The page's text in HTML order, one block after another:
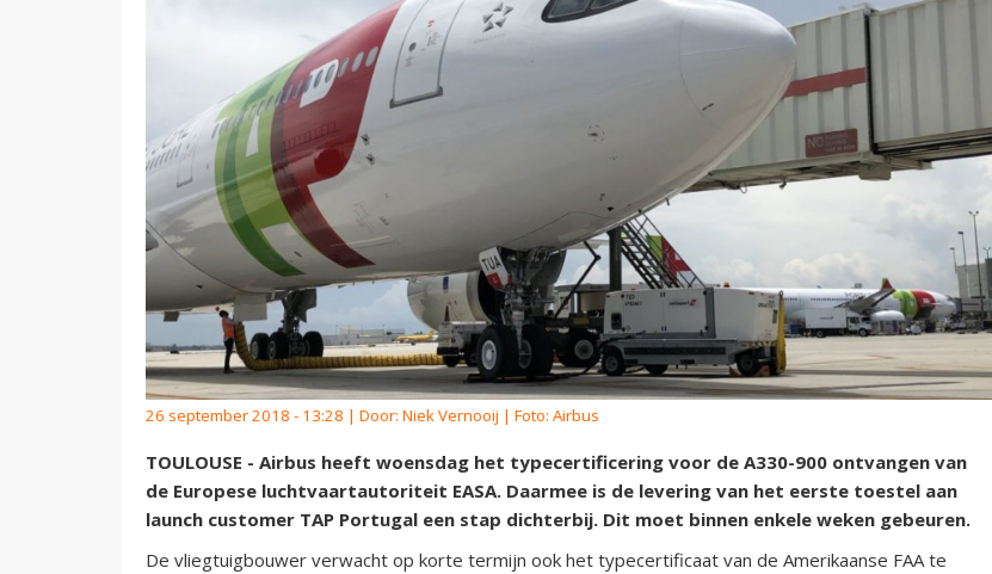
26 september 2018 - 13:28 | Door: Niek Vernooij | Foto: Airbus
TOULOUSE - Airbus heeft woensdag het typecertificering voor de A330-900 ontvangen van
de Europese luchtvaartautoriteit EASA. Daarmee is de levering van het eerste toestel aan
launch customer TAP Portugal een stap dichterbij. Dit moet binnen enkele weken gebeuren.
De vliegtuigbouwer verwacht op korte termijn ook het typecertificaat van de Amerikaanse FAA te